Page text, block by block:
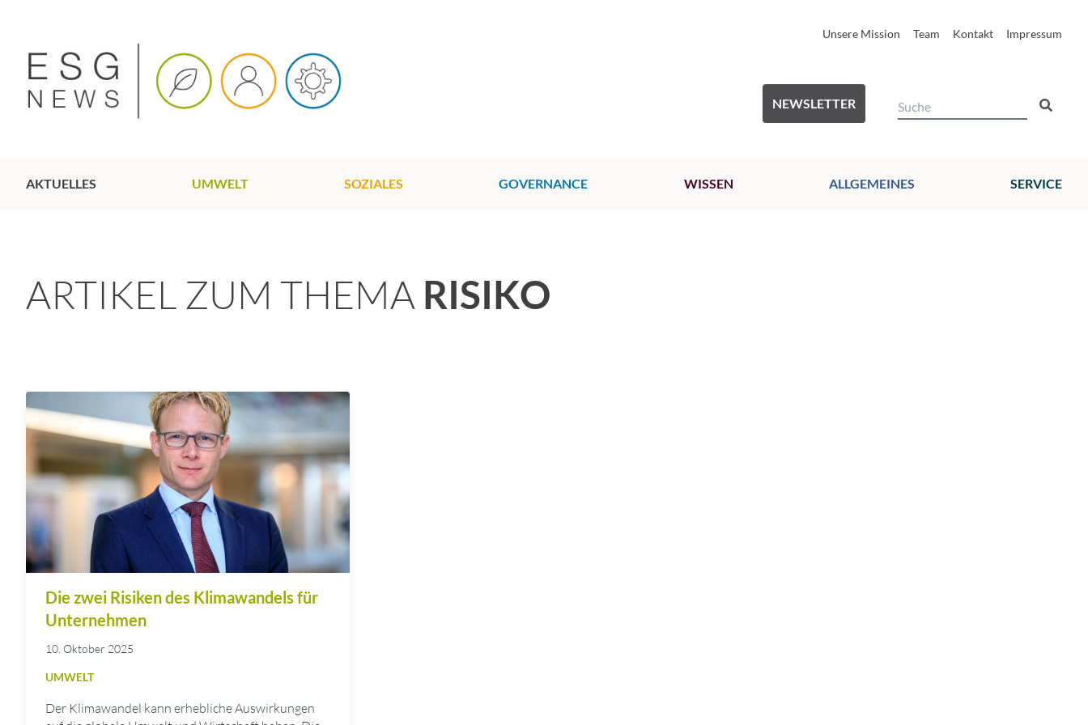
Unsere Mission Team Kontakt Impressum
NEWSLETTER
AKTUELLES UMWELT SOZIALES GOVERNANCE WISSEN ALLGEMEINES SERVICE
ARTIKEL ZUM THEMA RISIKO
Die zwei Risiken des Klimawandels für
Unternehmen
10. Oktober 2025
UMWELT
Der Klimawandel kann erhebliche Auswirkungen